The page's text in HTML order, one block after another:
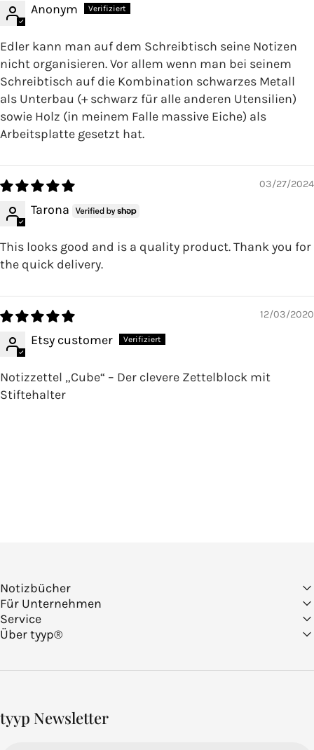
Anonym
Edler kann man auf dem Schreibtisch seine Notizen
nicht organisieren. Vor allem wenn man bei seinem
Schreibtisch auf die Kombination schwarzes Metall
als Unterbau (+ schwarz für alle anderen Utensilien)
sowie Holz (in meinem Falle massive Eiche) als
Arbeitsplatte gesetzt hat.
03/27/2024
Tarona
This looks good and is a quality product. Thank you for
the quick delivery.
12/03/2020
Etsy customer
Notizzettel „Cube“ – Der clevere Zettelblock mit
Stiftehalter
Notizbücher
Für Unternehmen
Service
Über tyyp®
tyyp Newsletter